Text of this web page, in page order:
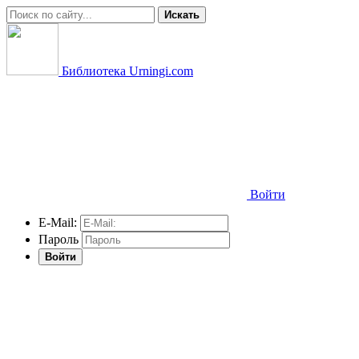
Искать
Библиотека Urningi.com
Войти
E-Mail:
Пароль
Войти